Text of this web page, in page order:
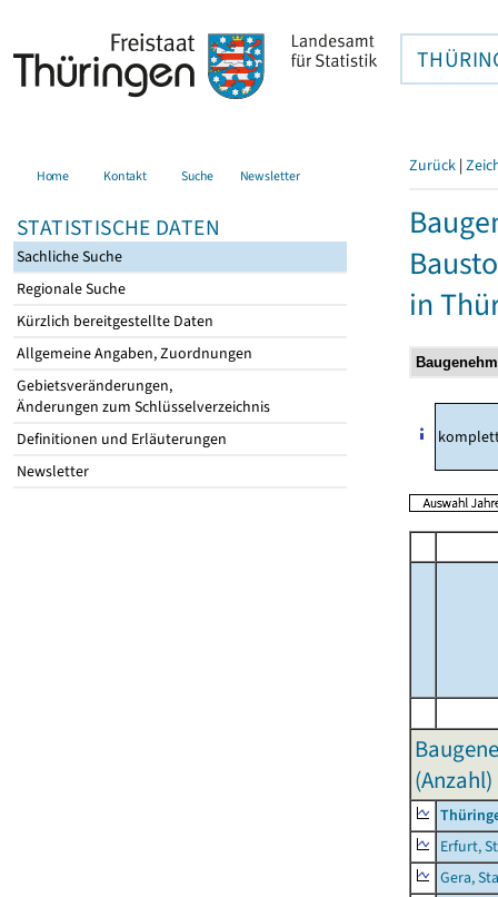
Home Kontakt Suche Newsletter
STATISTISCHE DATEN
Sachliche Suche
Regionale Suche
Kürzlich bereitgestellte Daten
Allgemeine Angaben, Zuordnungen
Gebietsveränderungen,
Änderungen zum Schlüsselverzeichnis
Definitionen und Erläuterungen
Newsletter
Zurück |
in
(Anzahl)
Erfurt,
Gera,